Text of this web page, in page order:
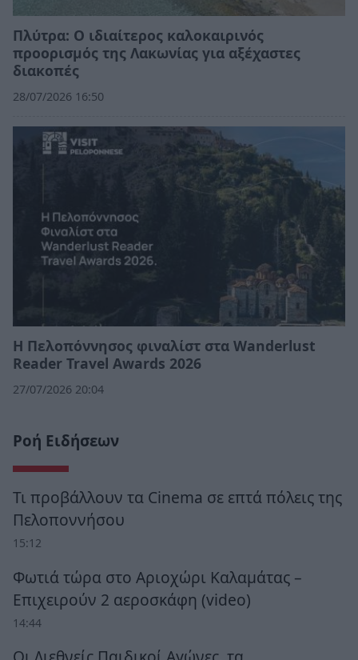
Πλύτρα: Ο ιδιαίτερος καλοκαιρινός
προορισμός της Λακωνίας για αξέχαστες
διακοπές
28/07/2026 16:50
Η Πελοπόννησος φιναλίστ στα Wanderlust
Reader Travel Awards 2026
27/07/2026 20:04
Ροή Ειδήσεων
Τι προβάλλουν τα Cinema σε επτά πόλεις της
Πελοποννήσου
15:12
Φωτιά τώρα στο Αριοχώρι Καλαμάτας –
Επιχειρούν 2 αεροσκάφη (video)
14:44